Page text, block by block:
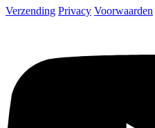
Verzending Privacy Voorwaarden